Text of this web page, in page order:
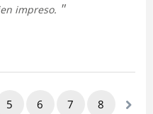
impreso.
5 6 7 8